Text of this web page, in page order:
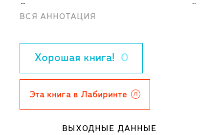
Одним из первых художников, который
создал иллюстрации к Маленькому
автора, была великолепная Ника Гольц.
Ее светлый и трогательный Маленький
принц словно рождается из
путешествия под звездами и
гармонично соседствует с рисунками
самого Сент-Экса, вызывая у читателей
ВСЯ АННОТАЦИЯ
Хорошая книга! 0
Эта книга в Лабиринте
ВЫХОДНЫЕ ДАННЫЕ